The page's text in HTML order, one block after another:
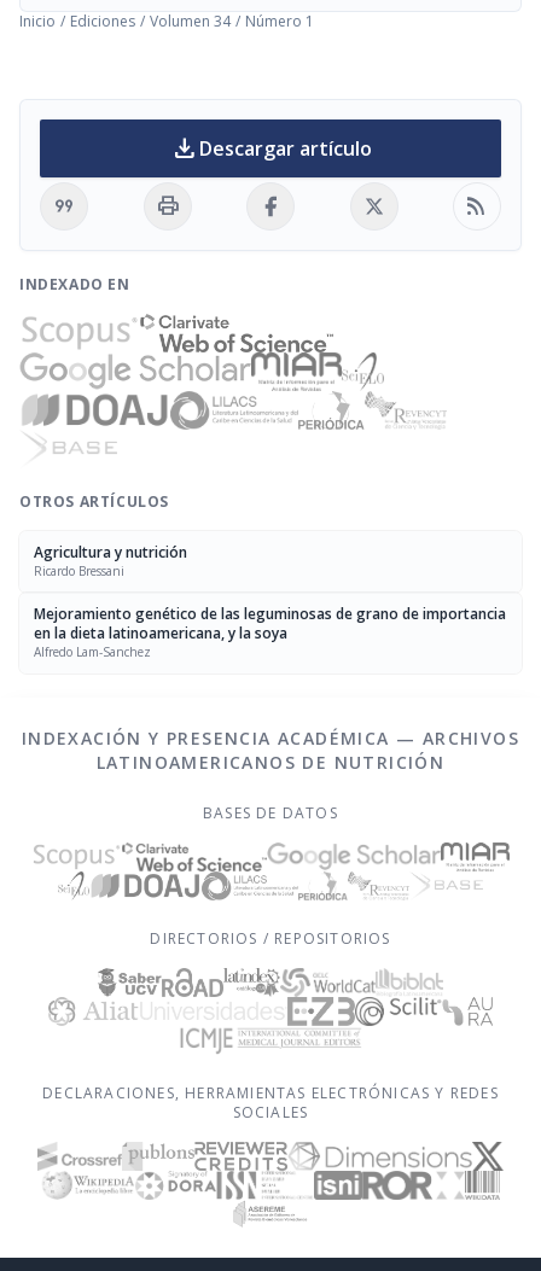
Inicio / Ediciones / Volumen 34 / Número 1
download Descargar artículo
format_quote print rss_feed
INDEXADO EN
OTROS ARTÍCULOS
Agricultura y nutrición
Ricardo Bressani
Mejoramiento genético de las leguminosas de grano de importancia
en la dieta latinoamericana, y la soya
Alfredo Lam-Sanchez
INDEXACIÓN Y PRESENCIA ACADÉMICA — ARCHIVOS
LATINOAMERICANOS DE NUTRICIÓN
BASES DE DATOS
DIRECTORIOS / REPOSITORIOS
DECLARACIONES, HERRAMIENTAS ELECTRÓNICAS Y REDES
SOCIALES